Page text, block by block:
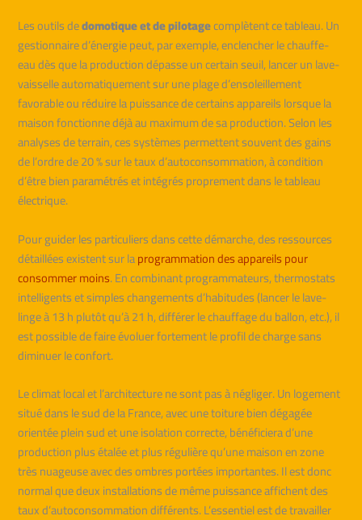
Les outils dedomotique et de pilotagecomplètent ce tableau. Un
gestionnaire d’énergie peut, par exemple, enclencher le chauffe-
eau dès que la production dépasse un certain seuil, lancer un lave-
vaisselle automatiquement sur une plage d’ensoleillement
favorable ou réduire la puissance de certains appareils lorsque la
maison fonctionne déjà au maximum de sa production. Selon les
analyses de terrain, ces systèmes permettent souvent des gains
de l’ordre de 20 % sur le taux d’autoconsommation, à condition
d’être bien paramétrés et intégrés proprement dans le tableau
électrique.
Pour guider les particuliers dans cette démarche, des ressources
détaillées existent sur laprogrammation des appareils pour
consommer moins. En combinant programmateurs, thermostats
intelligents et simples changements d’habitudes (lancer le lave-
linge à 13 h plutôt qu’à 21 h, différer le chauffage du ballon, etc.), il
est possible de faire évoluer fortement le profil de charge sans
diminuer le confort.
Le climat local et l’architecture ne sont pas à négliger. Un logement
situé dans le sud de la France, avec une toiture bien dégagée
orientée plein sud et une isolation correcte, bénéficiera d’une
production plus étalée et plus régulière qu’une maison en zone
très nuageuse avec des ombres portées importantes. Il est donc
normal que deux installations de même puissance affichent des
taux d’autoconsommation différents. L’essentiel est de travailler